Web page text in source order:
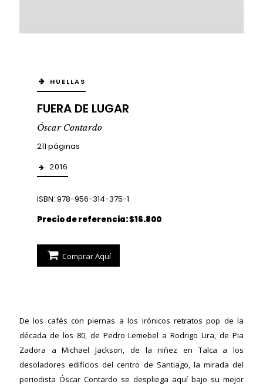
HUELLAS
FUERA DE LUGAR
Óscar Contardo
211 páginas
2016
ISBN: 978-956-314-375-1
Precio de referencia: $16.800
Comprar Aquí
De los cafés con piernas a los irónicos retratos pop de la
década de los 80, de Pedro Lemebel a Rodrigo Lira, de Pia
Zadora a Michael Jackson, de la niñez en Talca a los
desoladores edificios del centro de Santiago, la mirada del
periodista Óscar Contardo se despliega aquí bajo su mejor